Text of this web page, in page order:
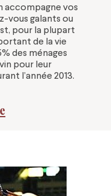
accompagne vos
vous galants ou
pour la plupart
de la vie
des ménages
pour leur
l’année 2013.